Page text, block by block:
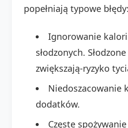
popełniają typowe błędy:
Ignorowanie
słodzonych.
zwiększają-ryzyko
Niedoszacowanie
dodatków.
Częste